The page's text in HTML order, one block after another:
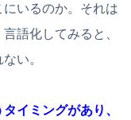
いるのか。それは
語化してみると、
い。
イミングがあり、